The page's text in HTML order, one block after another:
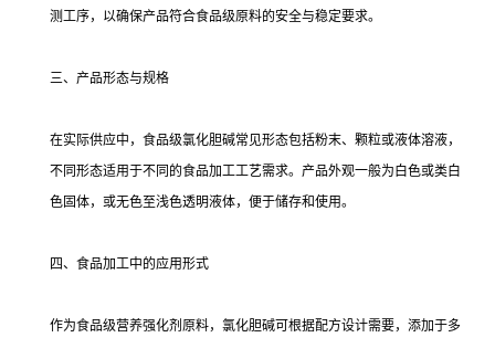
测工序，以确保产品符合食品级原料的安全与稳定要求。
三、产品形态与规格
在实际供应中，食品级氯化胆碱常见形态包括粉末、颗粒或液体溶液，
不同形态适用于不同的食品加工工艺需求。产品外观一般为白色或类白
色固体，或无色至浅色透明液体，便于储存和使用。
四、食品加工中的应用形式
作为食品级营养强化剂原料，氯化胆碱可根据配方设计需要，添加于多